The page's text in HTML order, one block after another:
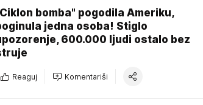
bomba" pogodila Ameriku,
jedna osoba! Stiglo
600.000 ljudi ostalo bez
Reaguj Komentariši